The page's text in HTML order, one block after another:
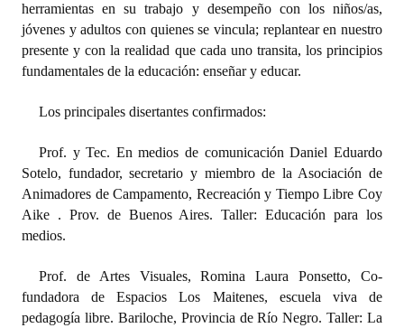
Datos Históricos
Premio al Mérito - Registro
Periodistas Decanos - Registro
Ciudadano Ilustre - Registro
Banca del Vecino - Registro
Huéspedes de Honor - Registro
Antiguos Pobladores - Registro
herramientas en su trabajo y desempeño con los niños/as,
jóvenes y adultos con quienes se vincula; replantear en nuestro
presente y con la realidad que cada uno transita, los principios
fundamentales de la educación: enseñar y educar.
Los principales disertantes confirmados:
Prof. y Tec. En medios de comunicación Daniel Eduardo
Sotelo, fundador, secretario y miembro de la Asociación de
Animadores de Campamento, Recreación y Tiempo Libre Coy
Aike . Prov. de Buenos Aires. Taller: Educación para los
medios.
Prof. de Artes Visuales, Romina Laura Ponsetto, Co-
fundadora de Espacios Los Maitenes, escuela viva de
pedagogía libre. Bariloche, Provincia de Río Negro. Taller: La